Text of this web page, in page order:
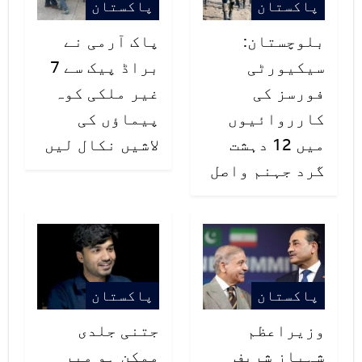
فہرست سے ہٹادیا جاتا ہے، عمران
خان کے نائب وکیل کو عدالت میں
جھوٹی گواہی پر جرمانہ کیا جائے۔
شہباز شریف نے درخواست میں مزید
کہا کہ 3 سال سے مقدمہ کی سماعت
جاری ہے لیکن عمران خان نے تحریری
سماعتوں میں 33 مرتبہ عمران خان نے
التواء کی درخواستیں دائرکیں۔
درخواست کے مطابق عدالتی آرڈر شیٹ
عمران خان کے غیر سنجیدہ اور لاپروا
پاکستان
بلوچستان:
سیکیورٹی
فورسز کی
کارروائیوں
میں 12 دہشت
گرد جہنم واصل
پاکستان
پاک آرمی نے
براڈ پیک سے 7
غیر ملکی کوہ
پیماؤں کی
لاشیں نکال لیں
پاکستان
وزیراعظم
شہباز شریف
پاکستان
جتنی جلدی
ممکن ہو میر